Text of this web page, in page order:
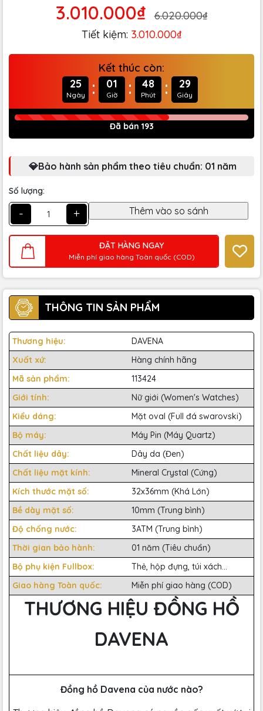
3.010.000₫
6.020.000₫
Tiết kiệm: 3.010.000₫
Kết thúc còn:
25
Ngày : 01
Giờ : 48
Phút : 28
Giây
Đã bán 193
💎Bảo hành sản phẩm theo tiêu chuẩn: 01 năm
Số lượng:
- +
ĐẶT HÀNG NGAY
Miễn phí giao hàng Toàn quốc (COD)
THÔNG TIN SẢN PHẨM
Thương hiệu:
DAVENA
Xuất xứ:
Hàng chính hãng
Mã sản phẩm:
113424
Giới tính:
Nữ giới (Women's Watches)
Kiểu dáng:
Mặt oval (Full đá swarovski)
Bộ máy:
Máy Pin (Máy Quartz)
Chất liệu dây:
Dây da (Đen)
Chất liệu mặt kính:
Mineral Crystal (Cứng)
Kích thước mặt số:
32x36mm (Khá Lớn)
Bề dày mặt số:
10mm (Trung bình)
Độ chống nước:
3ATM (Trung bình)
Thời gian bảo hành:
01 năm (Tiêu chuẩn)
Bộ phụ kiện Fullbox:
Thẻ, hộp đựng, túi xách...
Giao hàng Toàn quốc:
Miễn phí giao hàng (COD)
THƯƠNG HIỆU ĐỒNG HỒ
DAVENA
Đồng hồ Davena của nước nào?